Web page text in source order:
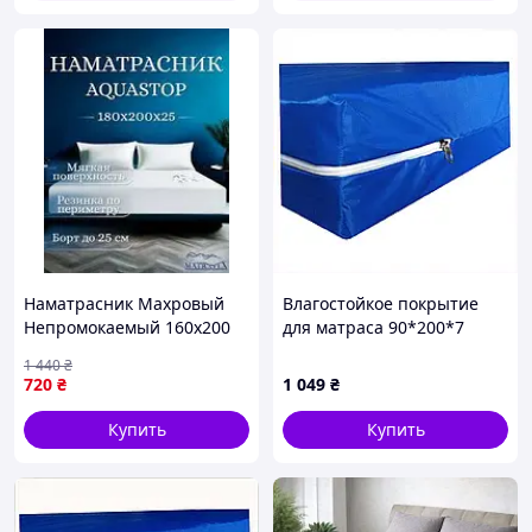
Наматрасник Махровый
Непромокаемый 160х200
кровать,простыни на
резинке полуторный qwert
720 ₴
1 440₴
Купить
Влагостойкое покрытие
для матраса 90*200*7
1 049 ₴
Купить